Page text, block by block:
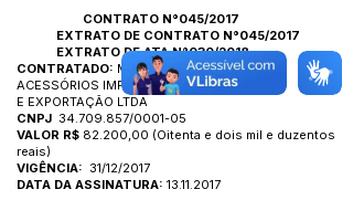
CONTRATO N°045/2017
EXTRATO DE CONTRATO N°045/2017
EXTRATO DEATA N°030/2018
CONTRATADO: MERCETOYA PEÇAS E
ACESSÓRIOS IMPORTAÇÃO
E EXPORTAÇÃO LTDA
CNPJ 34.709.857/0001-05
VALOR R$ 82.200,00 (Oitenta e dois mil e duzentos
reais)
VIGÊNCIA: 31/12/2017
DATA DA ASSINATURA: 13.11.2017